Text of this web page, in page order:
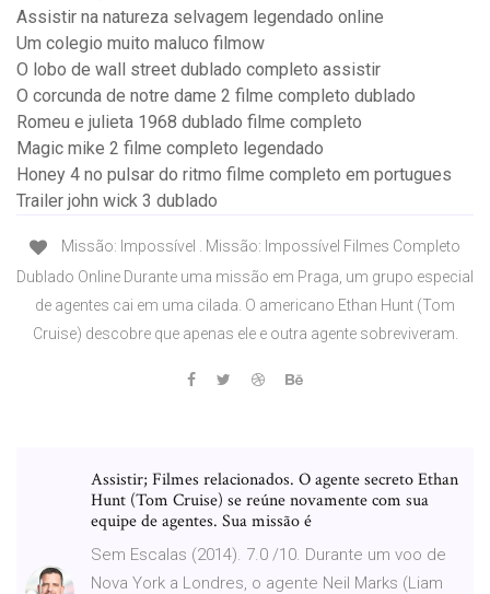
Assistir na natureza selvagem legendado online
Um colegio muito maluco filmow
O lobo de wall street dublado completo assistir
O corcunda de notre dame 2 filme completo dublado
Romeu e julieta 1968 dublado filme completo
Magic mike 2 filme completo legendado
Honey 4 no pulsar do ritmo filme completo em portugues
Trailer john wick 3 dublado
Missão: Impossível . Missão: Impossível Filmes Completo
Dublado Online Durante uma missão em Praga, um grupo especial
de agentes cai em uma cilada. O americano Ethan Hunt (Tom
Cruise) descobre que apenas ele e outra agente sobreviveram.
Assistir; Filmes relacionados. O agente secreto Ethan
Hunt (Tom Cruise) se reúne novamente com sua
equipe de agentes. Sua missão é
Sem Escalas (2014). 7.0 /10. Durante um voo de
Nova York a Londres, o agente Neil Marks (Liam